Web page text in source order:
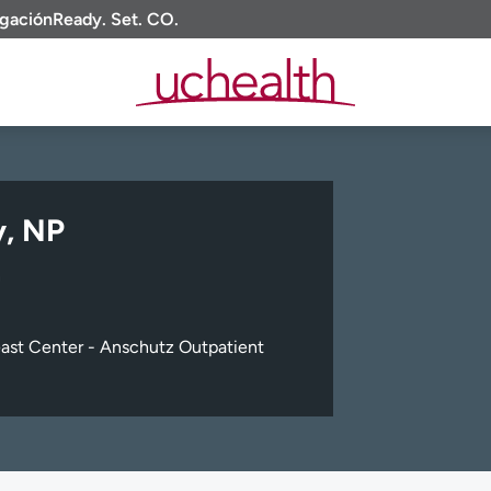
Ready. Set. CO.
NP
Center - Anschutz Outpatient